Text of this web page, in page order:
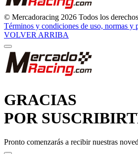
© Mercadoracing 2026 Todos los derechos
Términos y condiciones de uso, normas y
VOLVER ARRIBA
POR SUSCRIBIRTE